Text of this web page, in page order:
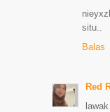
situ..
Balas
Red